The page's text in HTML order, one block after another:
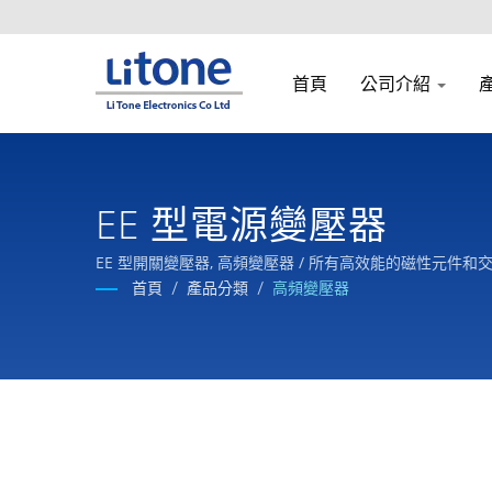
首頁 公司介紹
EE 型電源變壓器
EE 型開關變壓器, 高頻變壓器 / 所有高效能的磁性元件和
首頁 / 產品分類 / 高頻變壓器